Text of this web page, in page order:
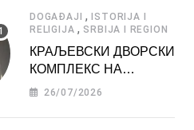
DOGAĐAJI , ISTORIJA I
RELIGIJA , SRBIJA I REGION
КРАЉЕВСКИ ДВОРСКИ
КОМПЛЕКС НА
ДЕДИЊУ –
АТРАКЦИЈА
26/07/2026